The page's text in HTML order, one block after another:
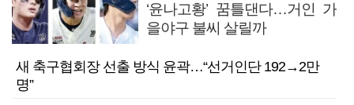
‘윤나고황’ 꿈틀댄다…거인 가
을야구 불씨 살릴까
새 축구협회장 선출 방식 윤곽…“선거인단 192→2만
명”